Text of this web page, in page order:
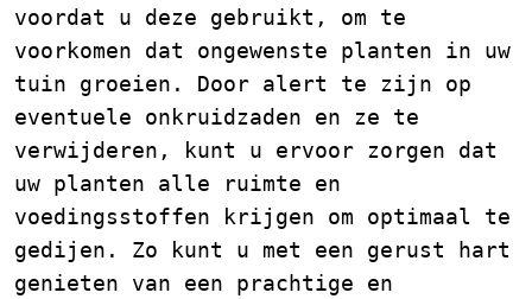
voordat u deze gebruikt, om te
voorkomen dat ongewenste planten in uw
tuin groeien. Door alert te zijn op
eventuele onkruidzaden en ze te
verwijderen, kunt u ervoor zorgen dat
uw planten alle ruimte en
voedingsstoffen krijgen om optimaal te
gedijen. Zo kunt u met een gerust hart
genieten van een prachtige en